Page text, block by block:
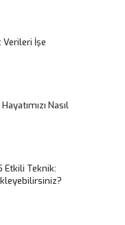
İşe
Nasıl
Etkili Teknik: